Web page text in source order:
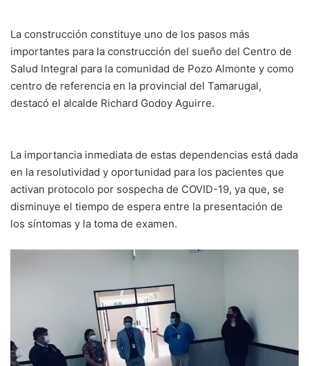
La construcción constituye uno de los pasos más
importantes para la construcción del sueño del Centro de
Salud Integral para la comunidad de Pozo Almonte y como
centro de referencia en la provincial del Tamarugal,
destacó el alcalde Richard Godoy Aguirre.
La importancia inmediata de estas dependencias está dada
en la resolutividad y oportunidad para los pacientes que
activan protocolo por sospecha de COVID-19, ya que, se
disminuye el tiempo de espera entre la presentación de
los síntomas y la toma de examen.